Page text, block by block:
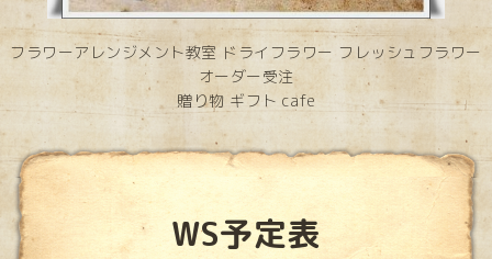
フラワーアレンジメント教室 ドライフラワー フレッシュフラワー
オーダー受注
贈り物 ギフト cafe
WS予定表